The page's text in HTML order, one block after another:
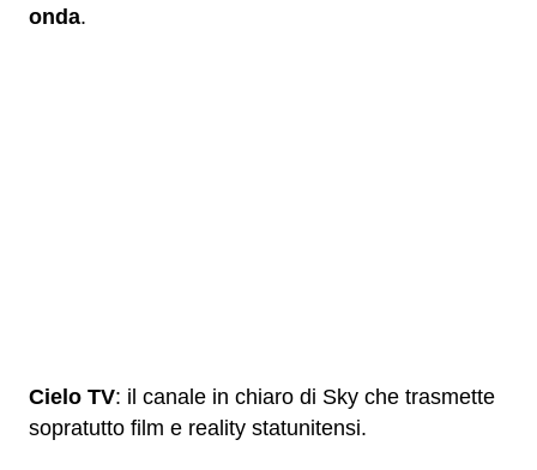
onda.
Cielo TV: il canale in chiaro di Sky che trasmette
sopratutto film e reality statunitensi.